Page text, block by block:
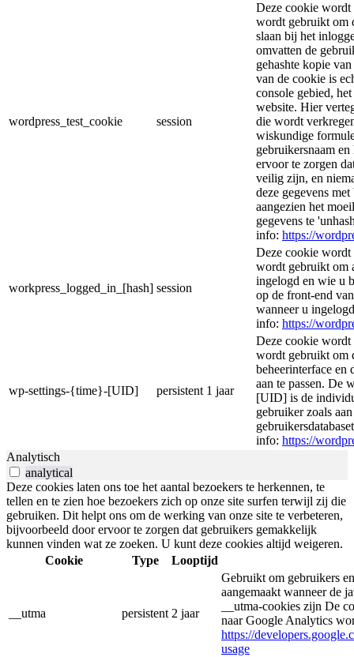
wordpress_test_cookie session
Deze cookie wordt
wordt gebruikt om
slaan bij het
omvatten de
gehashte kopie
van de cookie is
console gebied,
website. Hier
die wordt
wiskundige
gebruikersnaam
ervoor te zorgen
veilig zijn, en
deze gegevens
aangezien het
gegevens te
info: https://
workpress_logged_in_[hash] session
Deze cookie wordt
wordt gebruikt om
ingelogd en wie u
op de front-end
wanneer u
info: https://
wp-settings-{time}-[UID] persistent 1 jaar
Deze cookie wordt
wordt gebruikt om
beheerinterface en
aan te passen. De
[UID] is de
gebruiker zoals
info: https://
Analytisch
analytical
Deze cookies laten ons toe het aantal bezoekers te herkennen, te
tellen en te zien hoe bezoekers zich op onze site surfen terwijl zij die
gebruiken. Dit helpt ons om de werking van onze site te verbeteren,
bijvoorbeeld door ervoor te zorgen dat gebruikers gemakkelijk
kunnen vinden wat ze zoeken. U kunt deze cookies altijd weigeren.
Cookie
Type Looptijd
__utma persistent 2 jaar
Gebruikt om gebruikers
aangemaakt wanneer de
__utma-cookies zijn De
naar Google Analytics
https://
usage